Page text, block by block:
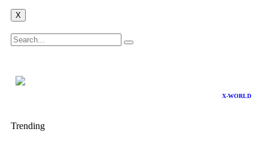
X
X-WORLD
Trending